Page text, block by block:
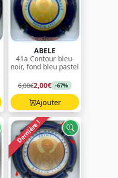
ABELE
41a Contour bleu-
noir, fond bleu pastel
6,00€2,00€ -67%
Ajouter
Dernière !